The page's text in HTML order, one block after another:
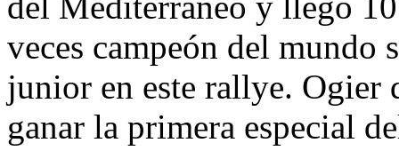
veces campeón del mundo
junior en este rallye. Ogier
ganar la primera especial